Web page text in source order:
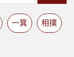
一箕 相撲